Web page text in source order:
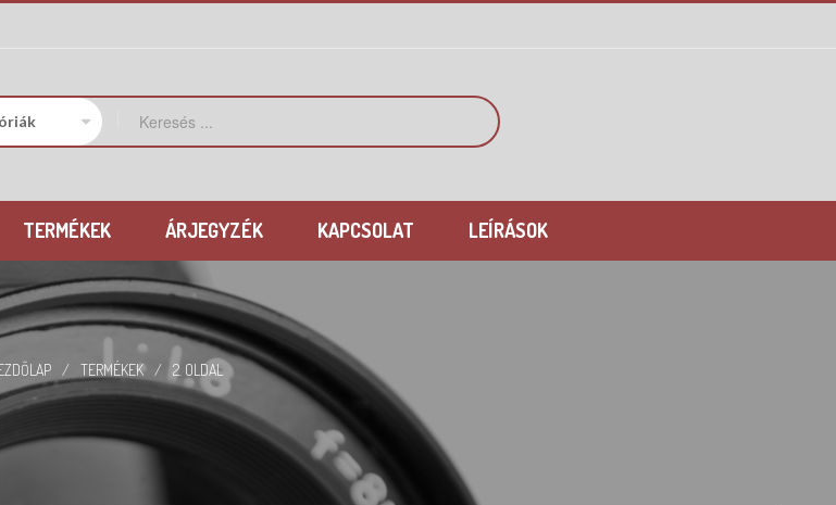
TERMÉKEK ÁRJEGYZÉK KAPCSOLAT LEÍRÁSOK
/ TERMÉKEK / 2. OLDAL